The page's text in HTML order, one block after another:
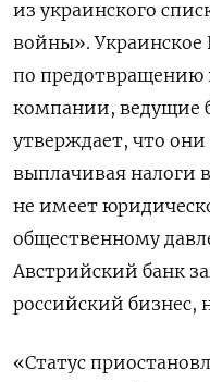
из украинского
войны». Украинское
по предотвращению
компании, ведущие
утверждает, что
выплачивая налоги
не имеет
общественному
Австрийский банк
российский бизнес,
«Статус